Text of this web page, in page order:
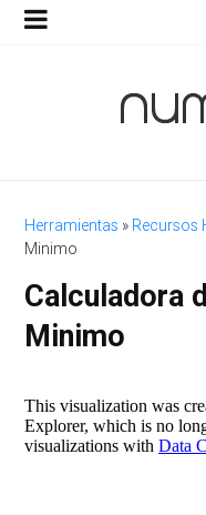
Herramientas » Recursos
Minimo
Calculadora
Minimo